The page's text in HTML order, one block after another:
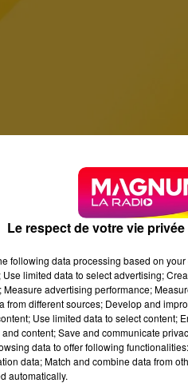
Le respect de votre vie
following data processing based on
limited data to select advertising;
advertising performance;
from different sources; Develop and
Use limited data to select content;
content; Save and communicate
data to offer following
data; Match and combine data from
automatically.